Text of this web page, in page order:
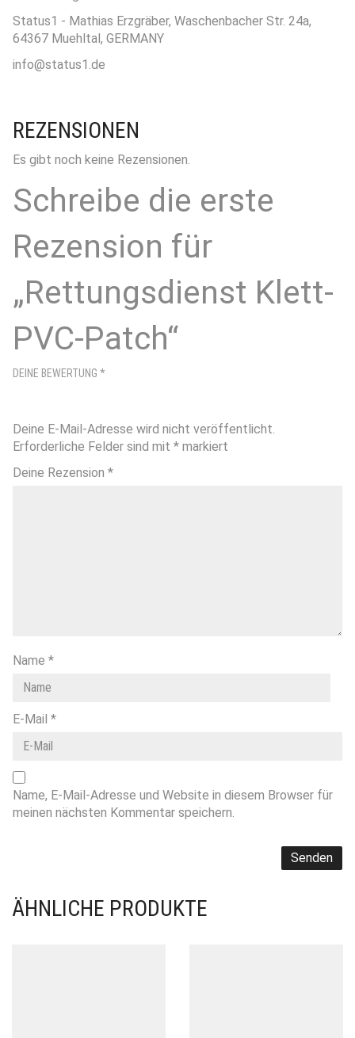
Status1 - Mathias Erzgräber, Waschenbacher Str. 24a,
64367 Muehltal, GERMANY
info@status1.de
REZENSIONEN
Es gibt noch keine Rezensionen.
Schreibe die erste
Rezension für
„Rettungsdienst Klett-
PVC-Patch“
Deine E-Mail-Adresse wird nicht veröffentlicht.
Erforderliche Felder sind mit * markiert
DEINE BEWERTUNG *
Deine Rezension *
Name *
E-Mail *
Name, E-Mail-Adresse und Website in diesem Browser für
meinen nächsten Kommentar speichern.
ÄHNLICHE PRODUKTE